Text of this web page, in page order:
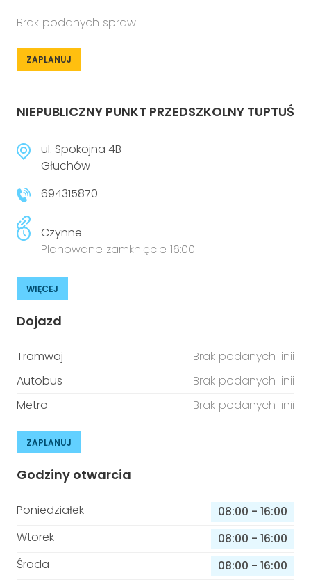
Brak podanych spraw
ZAPLANUJ
NIEPUBLICZNY PUNKT PRZEDSZKOLNY TUPTUŚ
ul. Spokojna 4B
Głuchów
694315870
Czynne
Planowane zamknięcie 16:00
WIĘCEJ
Dojazd
Tramwaj
Brak podanych linii
Autobus
Brak podanych linii
Metro
Brak podanych linii
ZAPLANUJ
Godziny otwarcia
Poniedziałek 08:00 - 16:00
Wtorek
08:00 - 16:00
Środa
08:00 - 16:00